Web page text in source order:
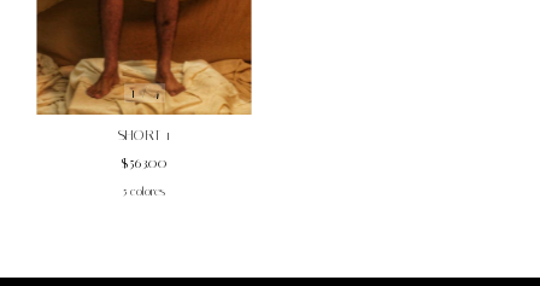
1/4
SHORT 1
$563.00
5 colores